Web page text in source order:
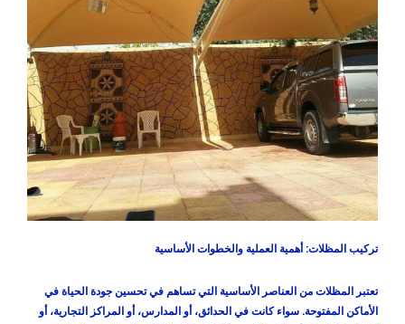
تركيب المظلات: أهمية العملية والخطوات الأساسية
تعتبر المظلات من العناصر الأساسية التي تساهم في تحسين جودة الحياة في
الأماكن المفتوحة. سواء كانت في الحدائق، أو المدارس، أو المراكز التجارية، أو